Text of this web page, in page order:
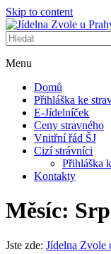
Skip to content
Další web používající
Menu
Domů
Přihláška ke
E-Jídelníček
Ceny stravného
Vnitřní řád ŠJ
Cizí strávníci
Přihláška
Kontakty
Měsíc:
Jste zde: Jídelna Zvole